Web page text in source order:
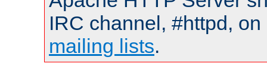
IRC channel, #httpd,
mailing lists.